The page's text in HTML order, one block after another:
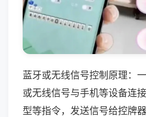
蓝牙或无线信号控制原理：
或无线信号与手机等设备连
型等指令，发送信号给控牌